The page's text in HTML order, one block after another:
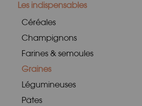
Les indispensables
Céréales
Champignons
Farines & semoules
Graines
Légumineuses
Pâtes